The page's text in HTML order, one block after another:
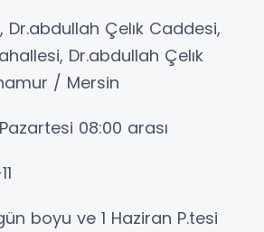
Dr.abdullah Çelık Caddesi,
Dr.abdullah Çelık
/ Mersin
08:00 arası
boyu ve 1 Haziran P.tesi